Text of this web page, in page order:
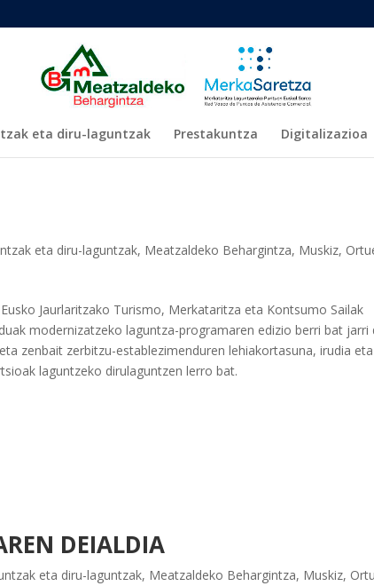
eta diru-laguntzak Prestakuntza Digitalizazioa
eta diru-laguntzak, Meatzaldeko Behargintza, Muskiz,
Jaurlaritzako Turismo, Merkataritza eta Kontsumo Sailak
modernizatzeko laguntza-programaren edizio berri bat jarri
zenbait zerbitzu-establezimenduren lehiakortasuna, irudia eta
laguntzeko dirulaguntzen lerro bat.
DEIALDIA
eta diru-laguntzak, Meatzaldeko Behargintza, Muskiz,